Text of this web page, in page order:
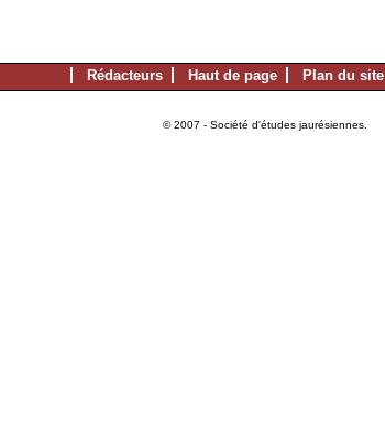
Rédacteurs Haut de page Plan du site
© 2007 - Société d'études jaurésiennes.